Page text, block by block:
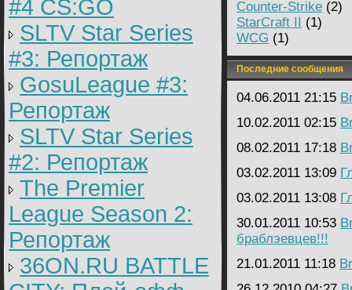
#4 CS:GO
SLTV Star Series
#3: Репортаж
GosuLeague #3:
Репортаж
SLTV Star Series
#2: Репортаж
The Premier
League Season 2:
Репортаж
36ON.RU BATTLE
Counter-Strike (2)
StarCraft II (1)
WCG (1)
Последние сообщения
04.06.2011 21:15
10.02.2011 02:15
08.02.2011 17:18
03.02.2011 13:09
03.02.2011 13:08
30.01.2011 10:53
браблэевцев!!!
21.01.2011 11:18